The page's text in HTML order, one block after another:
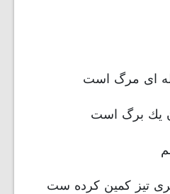
ای مرگ است
یك برگ است
تیز كمین كرده ست